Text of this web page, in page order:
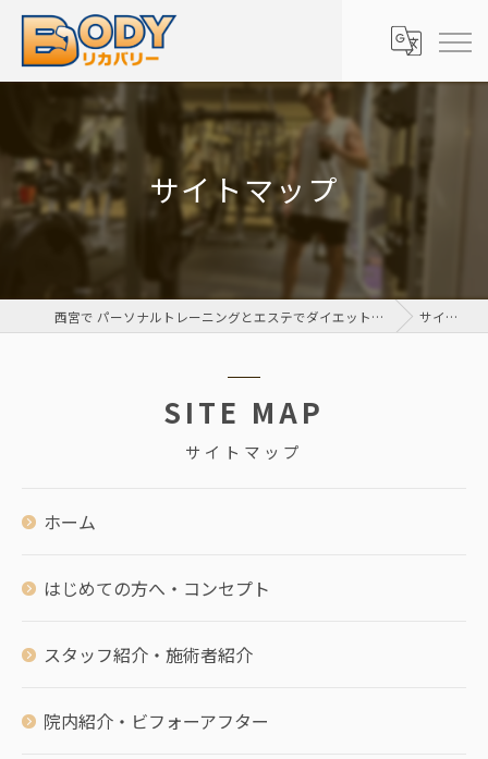
サイトマップ
西宮で パーソナルトレーニングとエステでダイエットをするなら Body リカバリー 栗山整骨院 サイトマップ
サイトマップ
SITE MAP
ホーム
はじめての方へ・コンセプト
スタッフ紹介・施術者紹介
院内紹介・ビフォーアフター